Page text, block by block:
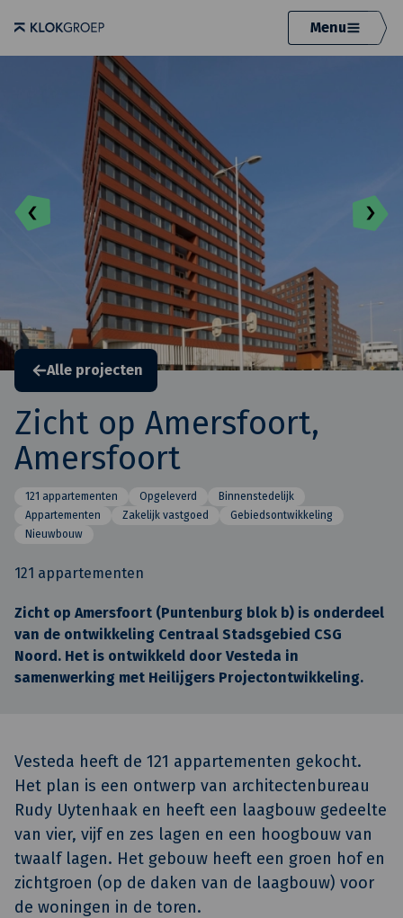
Menu
Alle projecten
Zicht op Amersfoort,
Amersfoort
121 appartementen Opgeleverd
Binnenstedelijk
Appartementen
Zakelijk vastgoed
Gebiedsontwikkeling
Nieuwbouw
121 appartementen
Zicht op Amersfoort (Puntenburg blok b) is onderdeel
van de ontwikkeling Centraal Stadsgebied CSG
Noord. Het is ontwikkeld door Vesteda in
samenwerking met Heilijgers Projectontwikkeling.
Vesteda heeft de 121 appartementen gekocht.
Het plan is een ontwerp van architectenbureau
Rudy Uytenhaak en heeft een laagbouw gedeelte
van vier, vijf en zes lagen en een hoogbouw van
twaalf lagen. Het gebouw heeft een groen hof en
zichtgroen (op de daken van de laagbouw) voor
de woningen in de toren.